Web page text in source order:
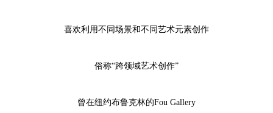
喜欢利用不同场景和不同艺术元素创作
俗称“跨领域艺术创作”
曾在纽约布鲁克林的Fou Gallery